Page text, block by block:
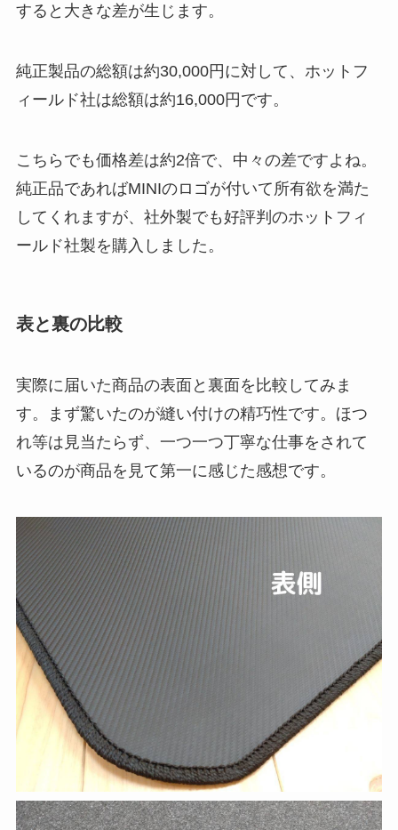
すると大きな差が生じます。
純正製品の総額は約30,000円に対して、ホットフ
ィールド社は総額は約16,000円です。
こちらでも価格差は約2倍で、中々の差ですよね。
純正品であればMINIのロゴが付いて所有欲を満た
してくれますが、社外製でも好評判のホットフィ
ールド社製を購入しました。
表と裏の比較
実際に届いた商品の表面と裏面を比較してみま
す。まず驚いたのが縫い付けの精巧性です。ほつ
れ等は見当たらず、一つ一つ丁寧な仕事をされて
いるのが商品を見て第一に感じた感想です。